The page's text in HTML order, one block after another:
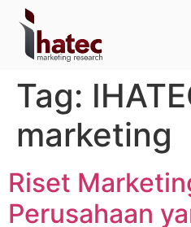
Tag:
marketing
Riset
Perusahaan